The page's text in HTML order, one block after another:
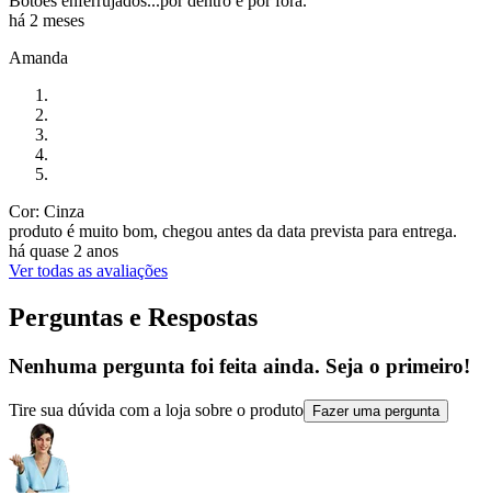
há 2 meses
Amanda
Cor: Cinza
produto é muito bom, chegou antes da data prevista para entrega.
há quase 2 anos
Ver todas as avaliações
Perguntas e Respostas
Nenhuma pergunta foi feita ainda. Seja o primeiro!
Tire sua dúvida com a loja sobre o produto Fazer uma pergunta